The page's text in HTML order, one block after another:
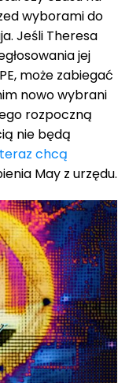
wyborami do
Jeśli Theresa
jej
może zabiegać
nowo wybrani
rozpoczną
nie będą
teraz chcą
May z urzędu.